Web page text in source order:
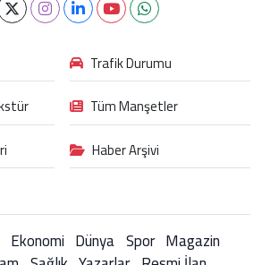
Trafik Durumu
Tüm Manşetler
Haber Arşivi
Ekonomi Dünya Spor Magazin